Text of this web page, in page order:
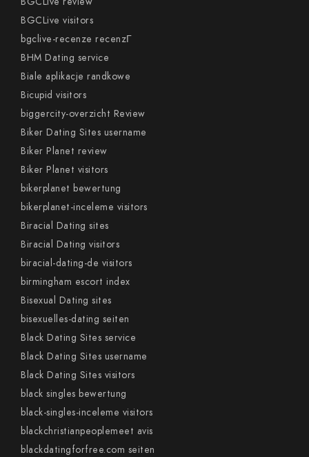
BGCLive visitors
bgclive-recenze recenzГ­
BHM Dating service
Biale aplikacje randkowe
Bicupid visitors
biggercity-overzicht Review
Biker Dating Sites username
Biker Planet review
Biker Planet visitors
bikerplanet bewertung
bikerplanet-inceleme visitors
Biracial Dating sites
Biracial Dating visitors
biracial-dating-de visitors
birmingham escort index
Bisexual Dating sites
bisexuelles-dating seiten
Black Dating Sites service
Black Dating Sites username
Black Dating Sites visitors
black singles bewertung
black-singles-inceleme visitors
blackchristianpeoplemeet avis
blackdatingforfree.com seiten